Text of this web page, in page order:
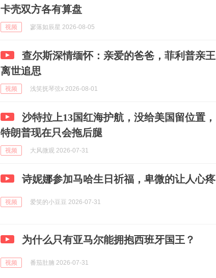
卡壳双方各有算盘
视频 寥落如辰星 2026-08-05
查尔斯深情缅怀：亲爱的爸爸，菲利普亲王
离世追思
视频 浅笑抚琴弦x 2026-08-01
沙特拉上13国红海护航，没给美国留位置，
特朗普现在只会拖后腿
视频 大风微观 2026-07-31
诗妮娜参加马哈生日祈福，卑微的让人心疼
视频 爱笑的小豆豆 2026-07-31
为什么只有亚马尔能拥抱西班牙国王？
视频 番茄肚腩 2026-07-31